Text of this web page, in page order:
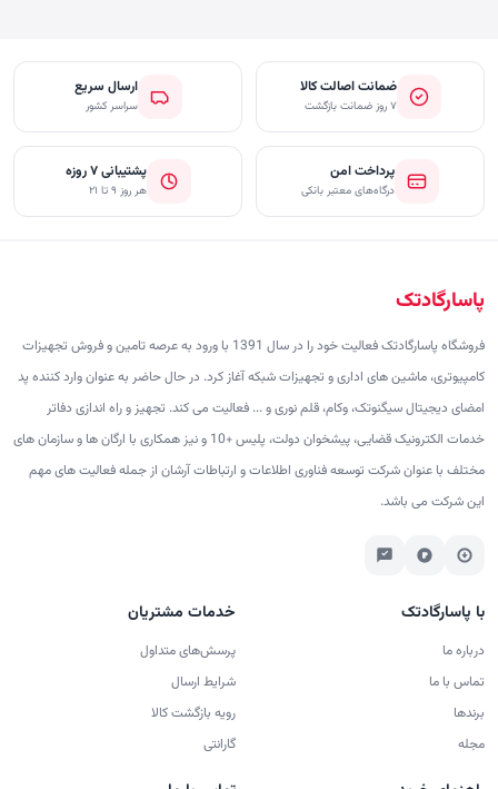
ضمانت اصالت کالا
۷ روز ضمانت بازگشت
ارسال سریع
سراسر کشور
پرداخت امن
درگاه‌های معتبر بانکی
پشتیبانی ۷ روزه
هر روز ۹ تا ۲۱
پاسارگادتک
فروشگاه پاسارگادتک فعالیت خود را در سال 1391 با ورود به عرصه تامین و فروش تجهیزات
کامپیوتری، ماشین های اداری و تجهیزات شبکه آغاز کرد. در حال حاضر به عنوان وارد کننده پد
امضای دیجیتال سیگنوتک، وکام، قلم نوری و ... فعالیت می کند. تجهیز و راه اندازی دفاتر
خدمات الکترونیک قضایی، پیشخوان دولت، پلیس +10 و نیز همکاری با ارگان ها و سازمان های
مختلف با عنوان شرکت توسعه فناوری اطلاعات و ارتباطات آرشان از جمله فعالیت های مهم
این شرکت می باشد.
با پاسارگادتک
درباره ما
تماس با ما
برندها
مجله
خدمات مشتریان
پرسش‌های متداول
شرایط ارسال
رویه بازگشت کالا
گارانتی